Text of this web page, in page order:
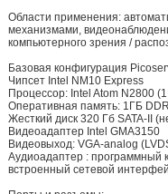
Области применения:
механизмами,
компьютерного зрения /
Базовая конфигурация
Чипсет Intel NM10 Express
Процессор: Intel Atom N2800
Оперативная память: 1ГБ
Жесткий диск 320 Гб SATA-II
Видеоадаптер Intel GMA3150
Видеовыход: VGA-analog
Аудиоадаптер : программный
встроенный сетевой